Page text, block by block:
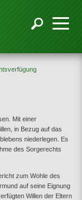
Mit einer
in Bezug auf das
niederlegen. Es
des Sorgerechts
zum Wohle des
auf seine Eignung
Willen der Eltern